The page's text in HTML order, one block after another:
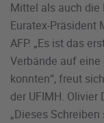
Mittel als auch die
Euratex-Präsident
AFP. „Es ist das
Verbände auf
konnten“, freut
der UFIMH.
„Dieses